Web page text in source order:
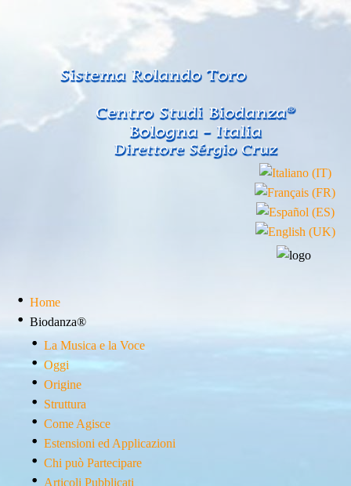
Home
Biodanza®
La Musica e la Voce
Oggi
Origine
Struttura
Come Agisce
Estensioni ed Applicazioni
Chi può Partecipare
Articoli Pubblicati